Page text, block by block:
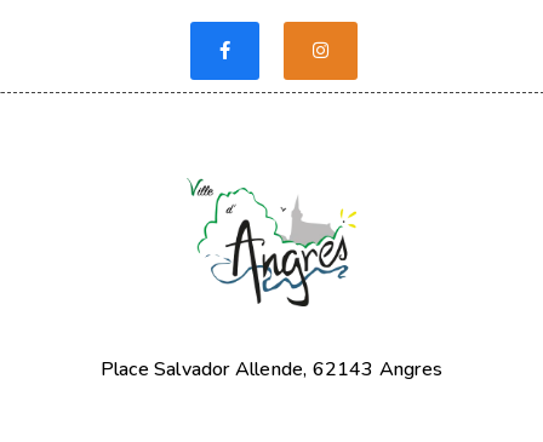
Place Salvador Allende, 62143 Angres